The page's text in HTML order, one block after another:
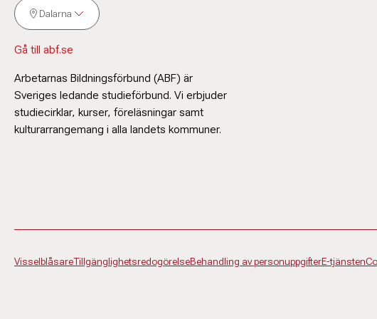
Dalarna
Gå till abf.se
Arbetarnas Bildningsförbund (ABF) är
Sveriges ledande studieförbund. Vi erbjuder
studiecirklar, kurser, föreläsningar samt
kulturarrangemang i alla landets kommuner.
VisselblåsareTillgänglighetsredogörelseBehandling av personuppgifterE-tjänsten